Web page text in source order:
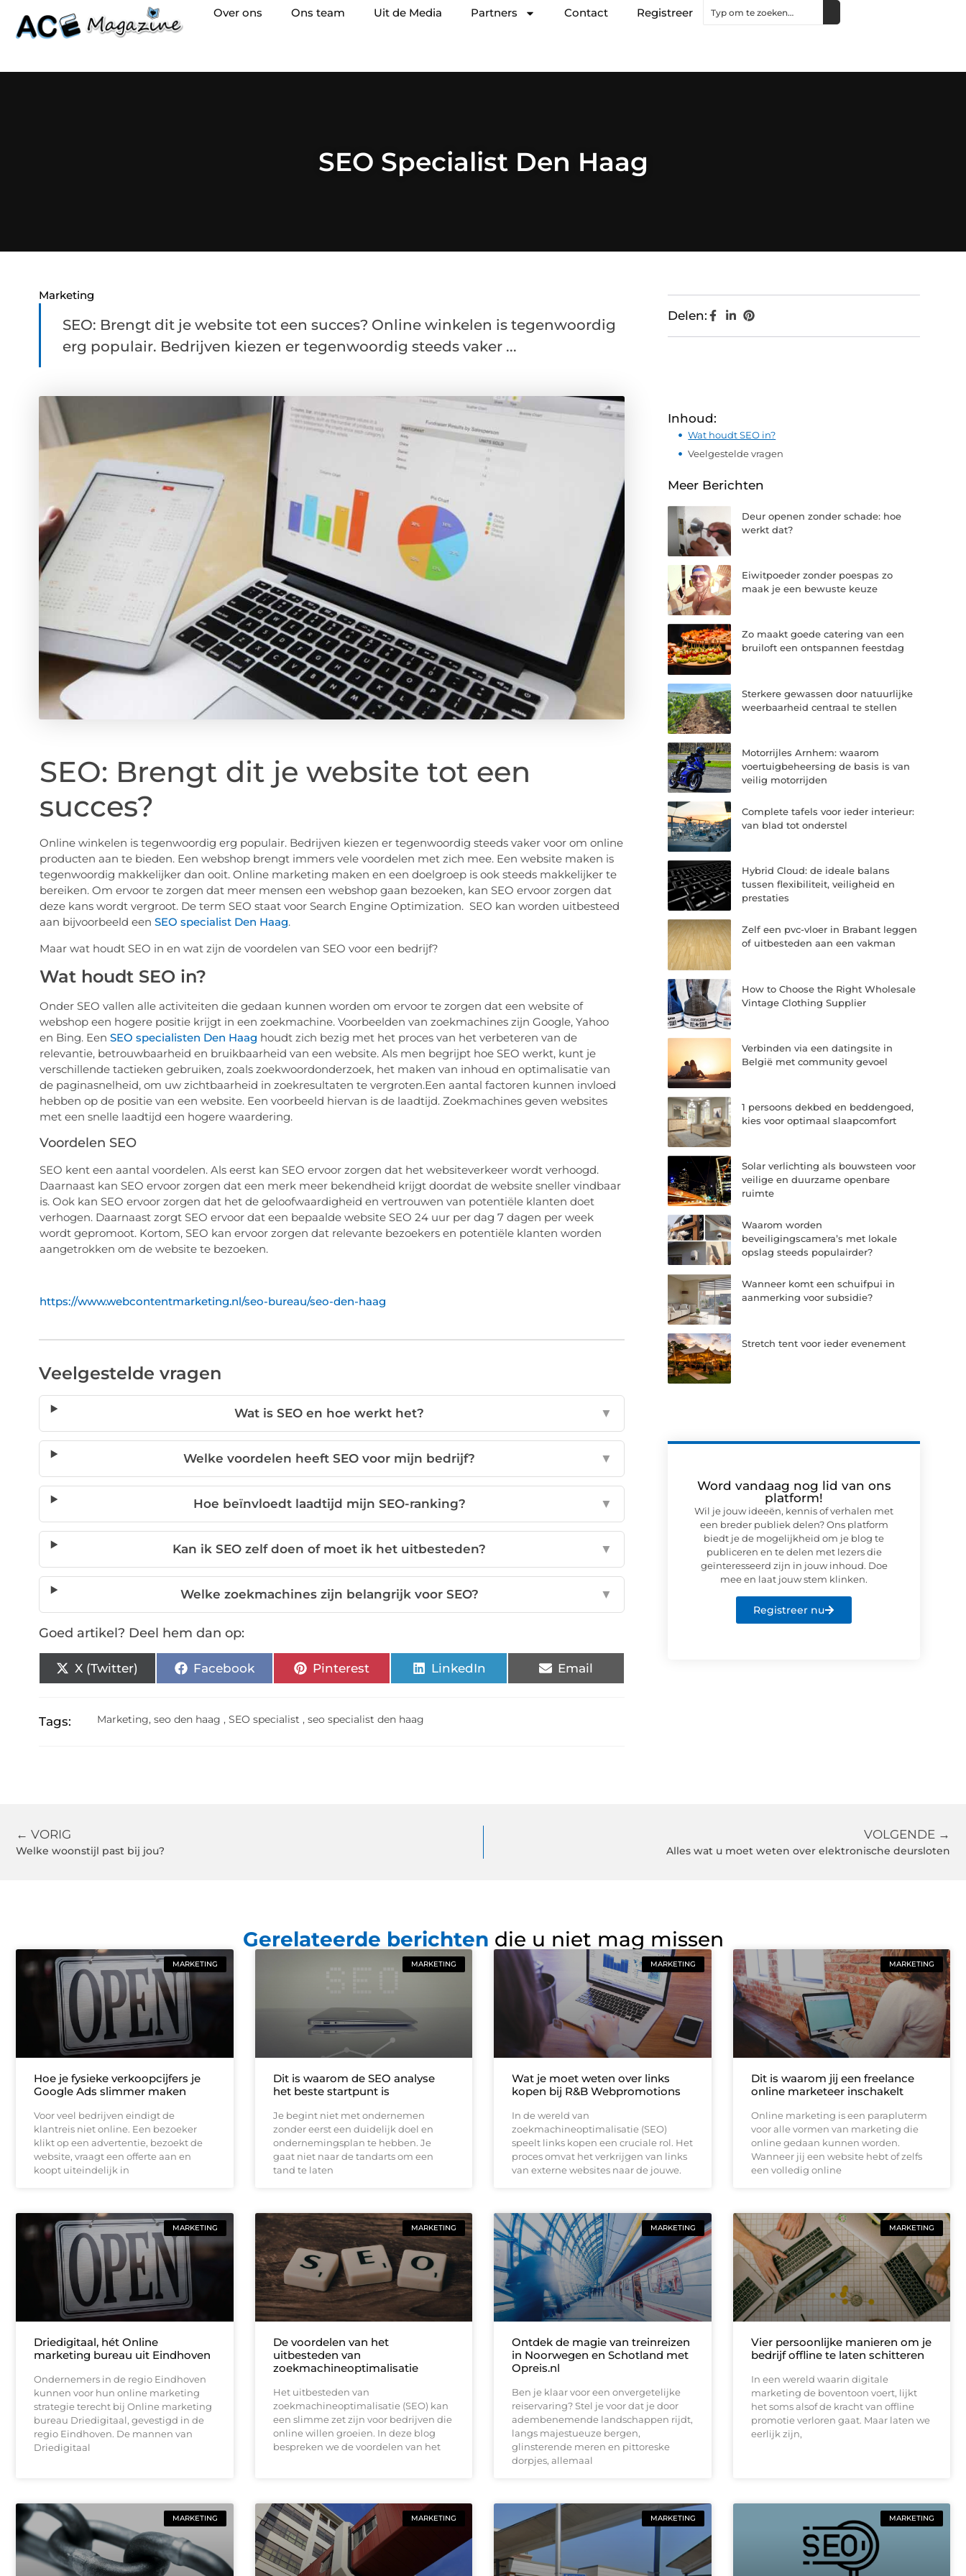
Over ons Ons team Uit de Media Partners Contact Registreer
SEO Specialist Den Haag
Marketing
SEO: Brengt dit je website tot een succes? Online winkelen is tegenwoordig
erg populair. Bedrijven kiezen er tegenwoordig steeds vaker ...
SEO: Brengt dit je website tot een
succes?
Online winkelen is tegenwoordig erg populair. Bedrijven kiezen er tegenwoordig steeds vaker voor om online
producten aan te bieden. Een webshop brengt immers vele voordelen met zich mee. Een website maken is
tegenwoordig makkelijker dan ooit. Online marketing maken en een doelgroep is ook steeds makkelijker te
bereiken. Om ervoor te zorgen dat meer mensen een webshop gaan bezoeken, kan SEO ervoor zorgen dat
deze kans wordt vergroot. De term SEO staat voor Search Engine Optimization. SEO kan worden uitbesteed
aan bijvoorbeeld een SEO specialist Den Haag.
Maar wat houdt SEO in en wat zijn de voordelen van SEO voor een bedrijf?
Wat houdt SEO in?
Onder SEO vallen alle activiteiten die gedaan kunnen worden om ervoor te zorgen dat een website of
webshop een hogere positie krijgt in een zoekmachine. Voorbeelden van zoekmachines zijn Google, Yahoo
en Bing. Een SEO specialisten Den Haag houdt zich bezig met het proces van het verbeteren van de
relevantie, betrouwbaarheid en bruikbaarheid van een website. Als men begrijpt hoe SEO werkt, kunt je
verschillende tactieken gebruiken, zoals zoekwoordonderzoek, het maken van inhoud en optimalisatie van
de paginasnelheid, om uw zichtbaarheid in zoekresultaten te vergroten.Een aantal factoren kunnen invloed
hebben op de positie van een website. Een voorbeeld hiervan is de laadtijd. Zoekmachines geven websites
met een snelle laadtijd een hogere waardering.
Voordelen SEO
SEO kent een aantal voordelen. Als eerst kan SEO ervoor zorgen dat het websiteverkeer wordt verhoogd.
Daarnaast kan SEO ervoor zorgen dat een merk meer bekendheid krijgt doordat de website sneller vindbaar
is. Ook kan SEO ervoor zorgen dat het de geloofwaardigheid en vertrouwen van potentiële klanten doet
verhogen. Daarnaast zorgt SEO ervoor dat een bepaalde website SEO 24 uur per dag 7 dagen per week
wordt gepromoot. Kortom, SEO kan ervoor zorgen dat relevante bezoekers en potentiële klanten worden
aangetrokken om de website te bezoeken.
https://www.webcontentmarketing.nl/seo-bureau/seo-den-haag
Veelgestelde vragen
Wat is SEO en hoe werkt het? ▼
Welke voordelen heeft SEO voor mijn bedrijf? ▼
Hoe beïnvloedt laadtijd mijn SEO-ranking? ▼
Kan ik SEO zelf doen of moet ik het uitbesteden? ▼
Welke zoekmachines zijn belangrijk voor SEO? ▼
Goed artikel? Deel hem dan op:
X (Twitter) Facebook Pinterest LinkedIn Email
Tags: Marketing,seo den haag ,SEO specialist ,seo specialist den haag
Delen:
Inhoud:
Wat houdt SEO in?
Veelgestelde vragen
Meer Berichten
Deur openen zonder schade: hoe
werkt dat?
Eiwitpoeder zonder poespas zo
maak je een bewuste keuze
Zo maakt goede catering van een
bruiloft een ontspannen feestdag
Sterkere gewassen door natuurlijke
weerbaarheid centraal te stellen
Motorrijles Arnhem: waarom
voertuigbeheersing de basis is van
veilig motorrijden
Complete tafels voor ieder interieur:
van blad tot onderstel
Hybrid Cloud: de ideale balans
tussen flexibiliteit, veiligheid en
prestaties
Zelf een pvc-vloer in Brabant leggen
of uitbesteden aan een vakman
How to Choose the Right Wholesale
Vintage Clothing Supplier
Verbinden via een datingsite in
België met community gevoel
1 persoons dekbed en beddengoed,
kies voor optimaal slaapcomfort
Solar verlichting als bouwsteen voor
veilige en duurzame openbare
ruimte
Waarom worden
beveiligingscamera’s met lokale
opslag steeds populairder?
Wanneer komt een schuifpui in
aanmerking voor subsidie?
Stretch tent voor ieder evenement
Word vandaag nog lid van ons
platform!
Wil je jouw ideeën, kennis of verhalen met
een breder publiek delen? Ons platform
biedt je de mogelijkheid om je blog te
publiceren en te delen met lezers die
geïnteresseerd zijn in jouw inhoud. Doe
mee en laat jouw stem klinken.
Registreer nu
← VORIG
Welke woonstijl past bij jou?
VOLGENDE →
Alles wat u moet weten over elektronische deursloten
Gerelateerde berichten die u niet mag missen
MARKETING
Hoe je fysieke verkoopcijfers je
Google Ads slimmer maken
Voor veel bedrijven eindigt de
klantreis niet online. Een bezoeker
klikt op een advertentie, bezoekt de
website, vraagt een offerte aan en
koopt uiteindelijk in
MARKETING
Dit is waarom de SEO analyse
het beste startpunt is
Je begint niet met ondernemen
zonder eerst een duidelijk doel en
ondernemingsplan te hebben. Je
gaat niet naar de tandarts om een
tand te laten
MARKETING
Wat je moet weten over links
kopen bij R&B Webpromotions
In de wereld van
zoekmachineoptimalisatie (SEO)
speelt links kopen een cruciale rol. Het
proces omvat het verkrijgen van links
van externe websites naar de jouwe.
MARKETING
Dit is waarom jij een freelance
online marketeer inschakelt
Online marketing is een parapluterm
voor alle vormen van marketing die
online gedaan kunnen worden.
Wanneer jij een website hebt of zelfs
een volledig online
MARKETING
Driedigitaal, hét Online
marketing bureau uit Eindhoven
Ondernemers in de regio Eindhoven
kunnen voor hun online marketing
strategie terecht bij Online marketing
bureau Driedigitaal, gevestigd in de
regio Eindhoven. De mannen van
Driedigitaal
MARKETING
De voordelen van het
uitbesteden van
zoekmachineoptimalisatie
Het uitbesteden van
zoekmachineoptimalisatie (SEO) kan
een slimme zet zijn voor bedrijven die
online willen groeien. In deze blog
bespreken we de voordelen van het
MARKETING
Ontdek de magie van treinreizen
in Noorwegen en Schotland met
Opreis.nl
Ben je klaar voor een onvergetelijke
reiservaring? Stel je voor dat je door
adembenemende landschappen rijdt,
langs majestueuze bergen,
glinsterende meren en pittoreske
dorpjes, allemaal
MARKETING
Vier persoonlijke manieren om je
bedrijf offline te laten schitteren
In een wereld waarin digitale
marketing de boventoon voert, lijkt
het soms alsof de kracht van offline
promotie verloren gaat. Maar laten we
eerlijk zijn,
MARKETING MARKETING MARKETING MARKETING